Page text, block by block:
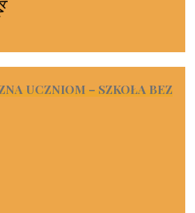
UCZNIOM – SZKOŁA BEZ